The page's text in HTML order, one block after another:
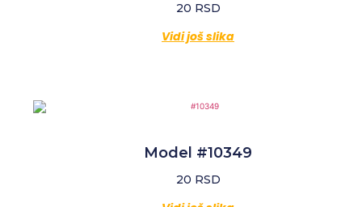
20 RSD
Vidi još slika
Model #10349
20 RSD